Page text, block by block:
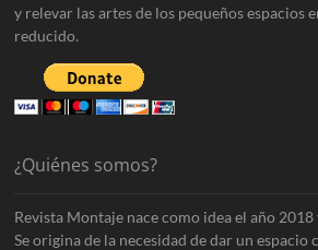
y relevar las artes de los pequeños espacios
reducido.
¿Quiénes somos?
Revista Montaje nace como idea el año
Se origina de la necesidad de dar un espacio